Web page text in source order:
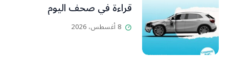
قراءة في صحف اليوم
8 أغسطس، 2026